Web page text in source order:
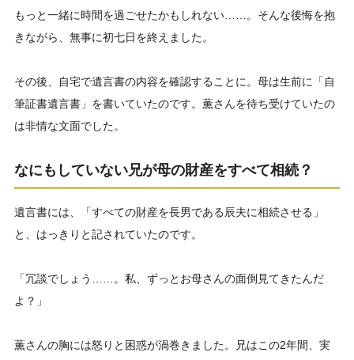
もっと一緒に時間を過ごせたかもしれない……。そんな後悔を抱
きながら、無事に初七日を終えました。
その後、自宅で遺言書の内容を確認することに。母は生前に「自
筆証書遺言書」を書いていたのです。薫さんを待ち受けていたの
は非情な文面でした。
なにもしていない兄が母の財産をすべて相続？
遺言書には、「すべての財産を長男である辰夫に相続させる」
と、はっきりと記されていたのです。
「冗談でしょう……。私、ずっとお母さんの面倒見てきたんだ
よ？」
薫さんの胸には怒りと困惑が渦巻きました。兄はこの2年間、実